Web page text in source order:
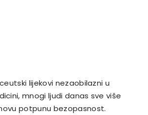
lijekovi nezaobilazni u
mnogi ljudi danas sve više
potpunu bezopasnost.